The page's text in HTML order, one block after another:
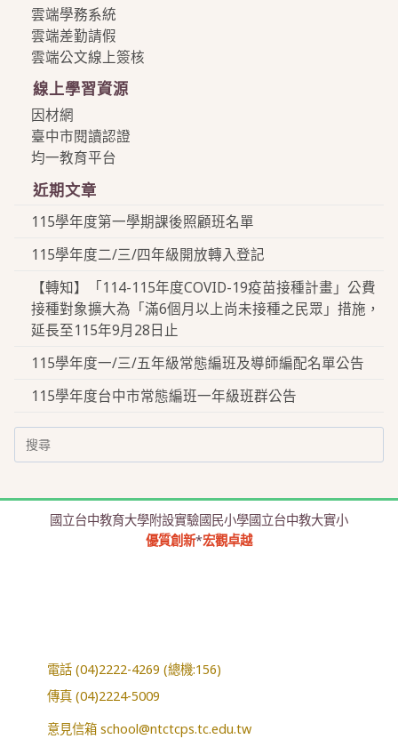
雲端學務系統
雲端差勤請假
雲端公文線上簽核
線上學習資源
因材網
臺中市閱讀認證
均一教育平台
近期文章
115學年度第一學期課後照顧班名單
115學年度二/三/四年級開放轉入登記
【轉知】「114-115年度COVID-19疫苗接種計畫」公費
接種對象擴大為「滿6個月以上尚未接種之民眾」措施，
延長至115年9月28日止
115學年度一/三/五年級常態編班及導師編配名單公告
115學年度台中市常態編班一年級班群公告
Search
for:
國立台中教育大學附設實驗國民小學國立台中教大實小
優質創新*宏觀卓越
電話 (04)2222-4269 (總機:156)
傳真 (04)2224-5009
意見信箱school@ntctcps.tc.edu.tw